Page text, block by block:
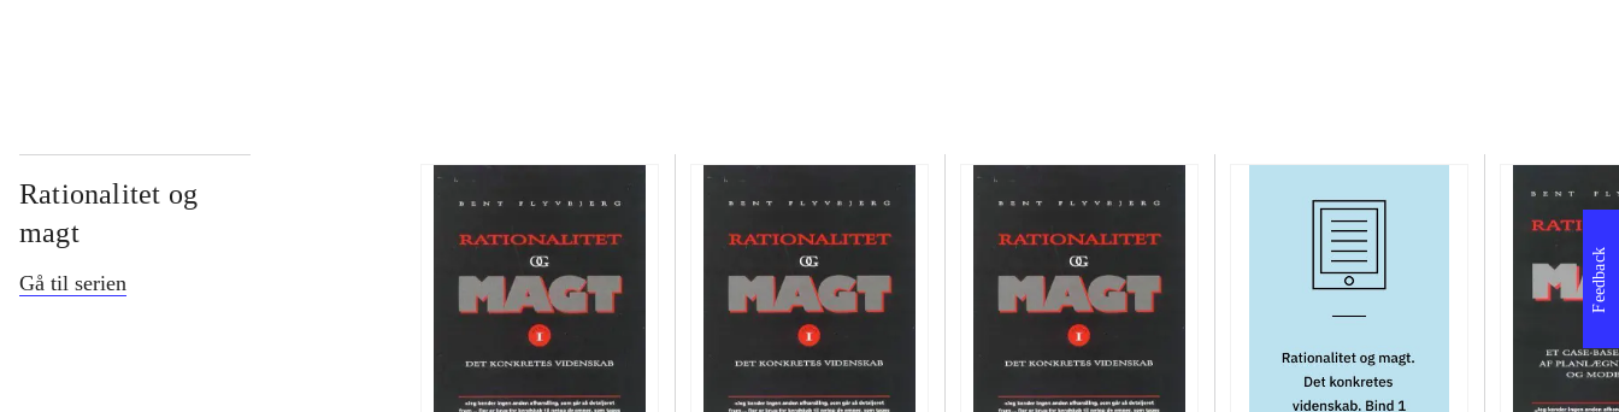
Rationalitet og
magt
Gå til serien Feedback